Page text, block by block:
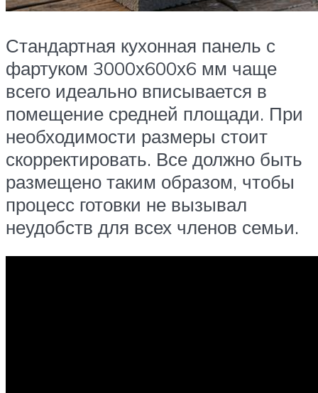
Стандартная кухонная панель с
фартуком 3000х600х6 мм чаще
всего идеально вписывается в
помещение средней площади. При
необходимости размеры стоит
скорректировать. Все должно быть
размещено таким образом, чтобы
процесс готовки не вызывал
неудобств для всех членов семьи.